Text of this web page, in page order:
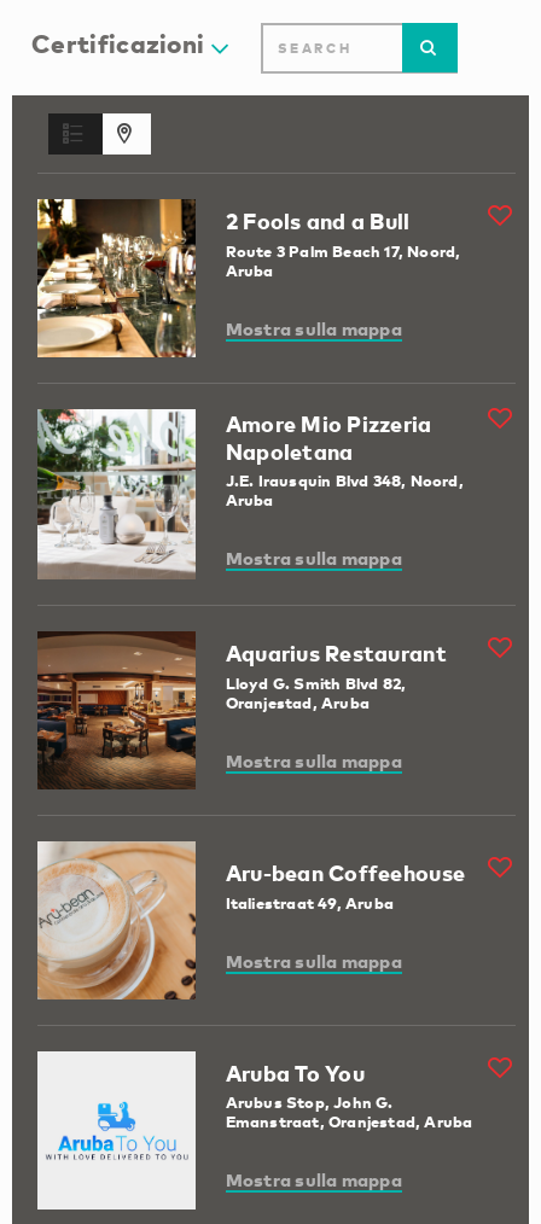
Certificazioni
2 Fools and a Bull
Route 3 Palm Beach 17, Noord,
Aruba
Mostra sulla mappa
Amore Mio Pizzeria
Napoletana
J.E. Irausquin Blvd 348, Noord,
Aruba
Mostra sulla mappa
Aquarius Restaurant
Lloyd G. Smith Blvd 82,
Oranjestad, Aruba
Mostra sulla mappa
Aru-bean Coffeehouse
Italiestraat 49, Aruba
Mostra sulla mappa
Aruba To You
Arubus Stop, John G.
Emanstraat, Oranjestad, Aruba
Mostra sulla mappa